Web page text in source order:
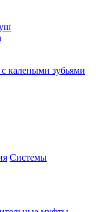
с калеными зубьями
Системы